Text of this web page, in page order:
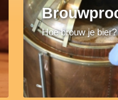
Hoe brouw je bier?